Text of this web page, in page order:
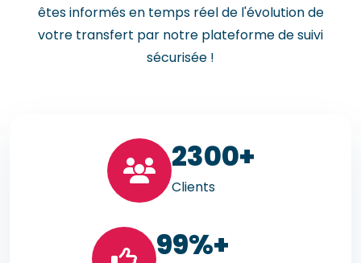
êtes informés en temps réel de l'évolution de
votre transfert par notre plateforme de suivi
sécurisée !
2300+
Clients
99%+